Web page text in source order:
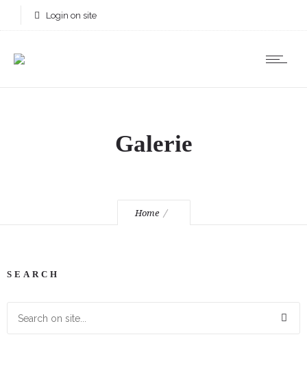
Login on site
Galerie
Home
SEARCH